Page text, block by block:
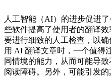
人工智能（AI）的进步促进
些软件提高了使用者的翻译
要进行细致的人工检查，以
用 AI 翻译文章时，一个值得
同情境的能力，从而可能导
阅读障碍。另外，可能引发